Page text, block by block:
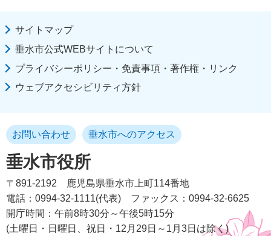
サイトマップ
垂水市公式WEBサイトについて
プライバシーポリシー・免責事項・著作権・リンク
ウェブアクセシビリティ方針
垂水市役所
お問い合わせ 垂水市へのアクセス
〒891-2192
鹿児島県垂水市上町114番地
電話：0994-32-1111(代表)
ファックス：0994-32-6625
開庁時間：午前8時30分～午後5時15分
(土曜日・日曜日、祝日・12月29日～1月3日は除く)